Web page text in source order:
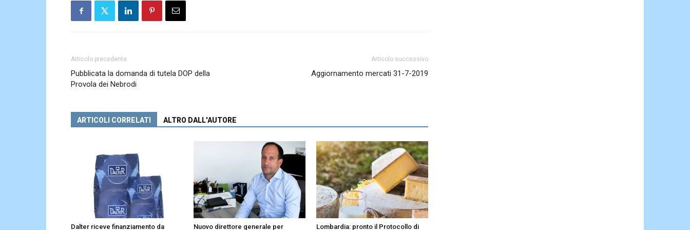
Articolo precedente
Pubblicata la domanda di tutela DOP della
Provola dei Nebrodi
Articolo successivo
Aggiornamento mercati 31-7-2019
ARTICOLI CORRELATI ALTRO DALL'AUTORE
Dalter riceve finanziamento da Nuovo direttore generale per Lombardia: pronto il Protocollo di